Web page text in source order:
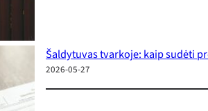
Šaldytuvas tvarkoje: kaip sudėti
2026-05-27